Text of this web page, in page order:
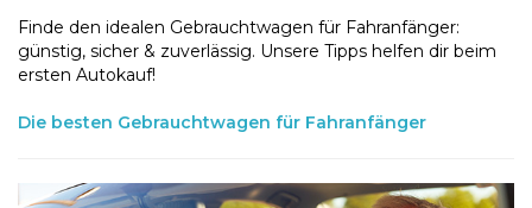
Finde den idealen Gebrauchtwagen für Fahranfänger:
günstig, sicher & zuverlässig. Unsere Tipps helfen dir beim
ersten Autokauf!
Die besten Gebrauchtwagen für Fahranfänger